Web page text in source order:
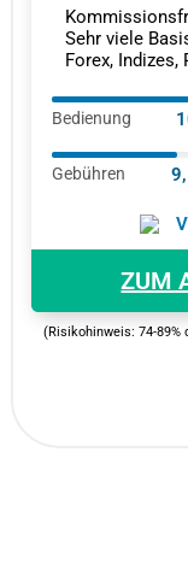
Sehr viele
Forex,
Bedienung
Gebühren
ZUM
(Risikohinweis: 74-89%